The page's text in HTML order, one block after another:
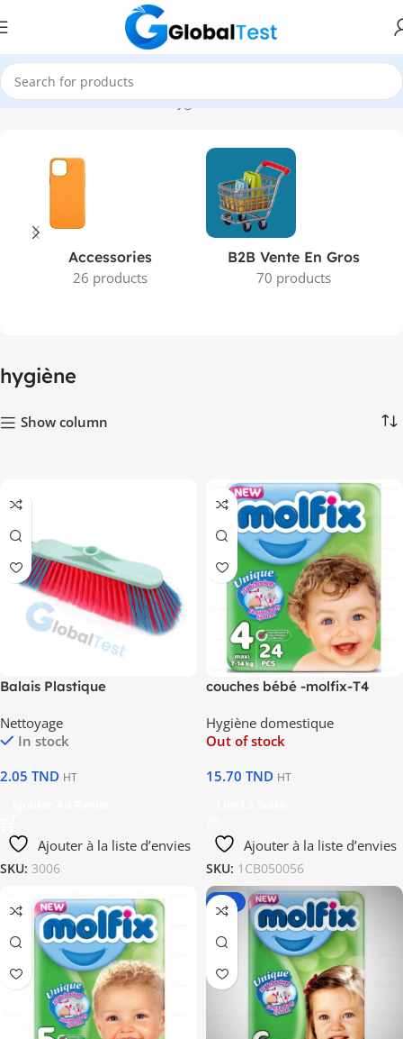
Accueil Produits identifiés “hygiène”
Accessories
26 products
B2B Vente En Gros
70 products
hygiène
Show column
Balais Plastique
Nettoyage
In stock
2.05 TND HT
Ajouter à la liste d’envies
SKU: 3006
couches bébé -molfix-T4
Hygiène domestique
Out of stock
15.70 TND HT
Ajouter à la liste d’envies
SKU: 1CB050056
-31%